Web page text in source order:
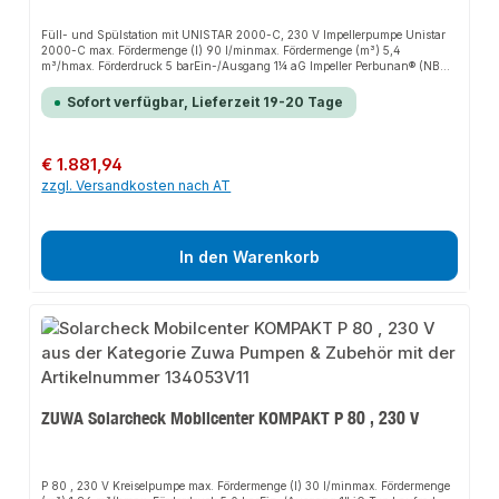
Füll- und Spülstation mit UNISTAR 2000-C, 230 V Impellerpumpe Unistar
2000-C max. Fördermenge (l) 90 l/minmax. Fördermenge (m³) 5,4
m³/hmax. Förderdruck 5 barEin-/Ausgang 1¼ aG Impeller Perbunan® (NBR)
Pumpengehäuse Aluminium EN AW-6060/AC-43400 Elektromotor
Nennspannung (AC) 230 V, Nennfrequenz 50 HzNennleistung 1,1 kW,
Ausstattung/Zubehör : - Maximale Medientemperatur 60°C - UV-stabiler PE
55 L-Behälter m. Deckel u. Sieb - Wagen aus stabilem Formrohrrahmen mit
Lufträdern (Maße ca. 1050 x 490 x 640 mm) - Multifunktionshahn
Gewebe-Füll- und Spülschlauch 1" - Druckentlastungsventil Gewicht 42
kgOptional: -Schraubdeckel 805533 und Filterbeutel Art. 132004SET
Sofort verfügbar, Lieferzeit 19-20 Tage
Regulärer Preis:
€ 1.881,94
zzgl. Versandkosten nach AT
In den Warenkorb
ZUWA Solarcheck Mobilcenter KOMPAKT P 80 , 230 V
P 80 , 230 V Kreiselpumpe max. Fördermenge (l) 30 l/minmax. Fördermenge